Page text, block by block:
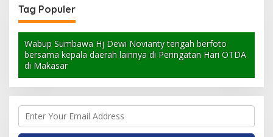
Tag Populer
Wabup Sumbawa Hj Dewi Novianty tengah berfoto
bersama kepala daerah lainnya di Peringatan Hari OTDA
di Makasar